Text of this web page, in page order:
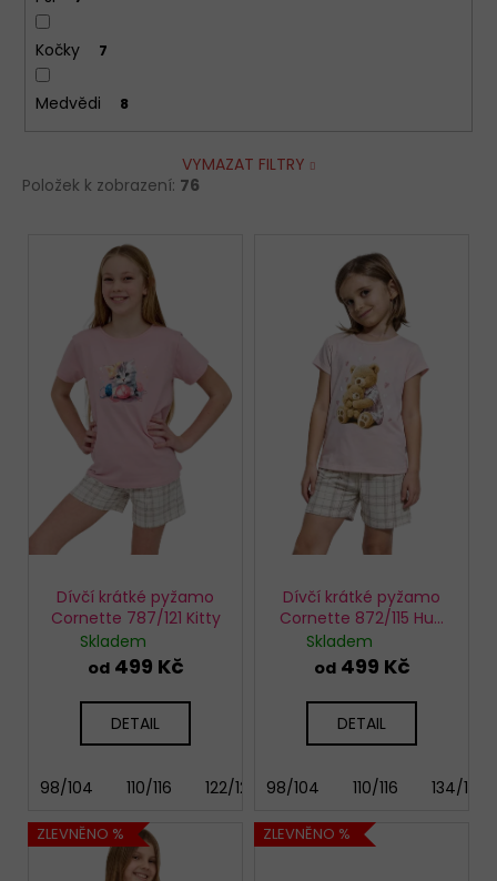
Kočky 7
Medvědi 8
VYMAZAT FILTRY
Položek k zobrazení: 76
k
t
Dívčí krátké pyžamo
Cornette 787/121 Kitty
Skladem
od499 Kč
DETAIL
98/104 110/116 122/128 134/140 146/152
Dívčí krátké pyžamo
Cornette 872/115 Hug
me
Skladem
od499 Kč
DETAIL
98/104 110/116 134/140
ZLEVNĚNO % ZLEVNĚNO %